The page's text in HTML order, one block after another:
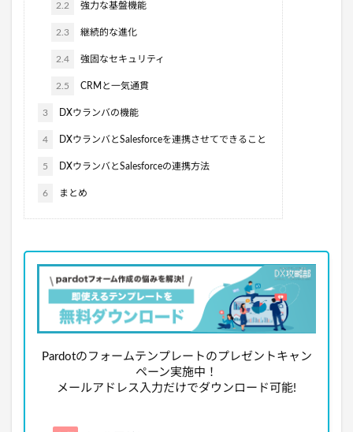
2.2 強力な基盤機能
2.3 継続的な進化
2.4 強固なセキュリティ
2.5 CRMと一気通貫
3 DXウランバの機能
4 DXウランバとSalesforceを連携させてできること
5 DXウランバとSalesforceの連携方法
6 まとめ
Pardotのフォームテンプレートのプレゼントキャン
ペーン実施中！
メールアドレス入力だけでダウンロード可能!